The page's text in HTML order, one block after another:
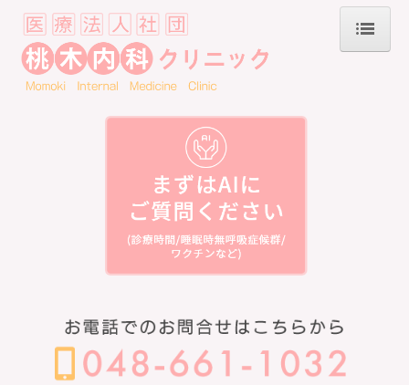
HOME
医療DX推進体制整備加算他